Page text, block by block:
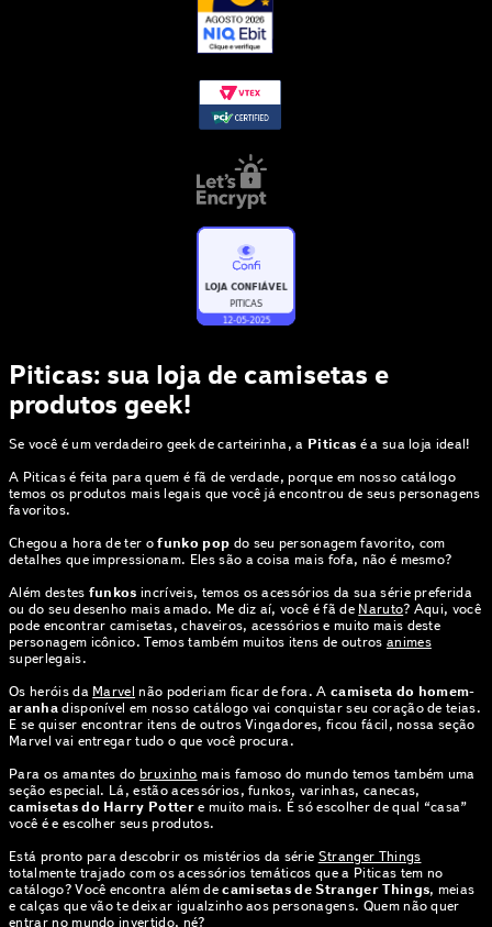
Piticas: sua loja de camisetas e
produtos geek!
Se você é um verdadeiro geek de carteirinha, a Piticas é a sua loja ideal!
A Piticas é feita para quem é fã de verdade, porque em nosso catálogo
temos os produtos mais legais que você já encontrou de seus personagens
favoritos.
Chegou a hora de ter ofunko pop do seu personagem favorito, com
detalhes que impressionam. Eles são a coisa mais fofa, não é mesmo?
Além destes funkos incríveis, temos os acessórios da sua série preferida
ou do seu desenho mais amado. Me diz aí, você é fã de Naruto? Aqui, você
pode encontrar camisetas, chaveiros, acessórios e muito mais deste
personagem icônico. Temos também muitos itens de outros animes
superlegais.
Os heróis da Marvel não poderiam ficar de fora. Acamiseta do homem-
aranhadisponível em nosso catálogo vai conquistar seu coração de teias.
E se quiser encontrar itens de outros Vingadores, ficou fácil, nossa seção
Marvel vai entregar tudo o que você procura.
Para os amantes dobruxinho mais famoso do mundo temos também uma
seção especial. Lá, estão acessórios, funkos, varinhas, canecas,
camisetas do Harry Potter e muito mais. É só escolher de qual “casa”
você é e escolher seus produtos.
Está pronto para descobrir os mistérios da série Stranger Things
totalmente trajado com os acessórios temáticos que a Piticas tem no
catálogo? Você encontra além decamisetas de Stranger Things, meias
e calças que vão te deixar igualzinho aos personagens. Quem não quer
entrar no mundo invertido, né?